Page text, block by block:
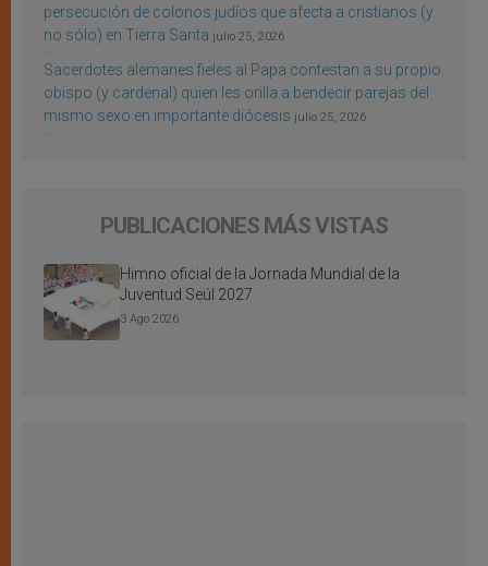
persecución de colonos judíos que afecta a cristianos (y
no sólo) en Tierra Santa julio 25, 2026
Sacerdotes alemanes fieles al Papa contestan a su propio
obispo (y cardenal) quien les orilla a bendecir parejas del
mismo sexo en importante diócesis julio 25, 2026
PUBLICACIONES MÁS VISTAS
Himno oficial de la Jornada Mundial de la
Juventud Seúl 2027
3 Ago 2026